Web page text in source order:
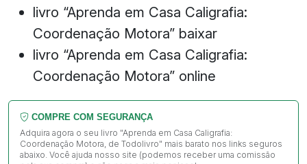
livro “Aprenda em Casa Caligrafia:
Coordenação Motora” baixar
livro “Aprenda em Casa Caligrafia:
Coordenação Motora” online
COMPRE COM SEGURANÇA
Adquira agora o seu livro "Aprenda em Casa Caligrafia:
Coordenação Motora, de Todolivro" mais barato nos links seguros
abaixo. Você ajuda nosso site (podemos receber uma comissão